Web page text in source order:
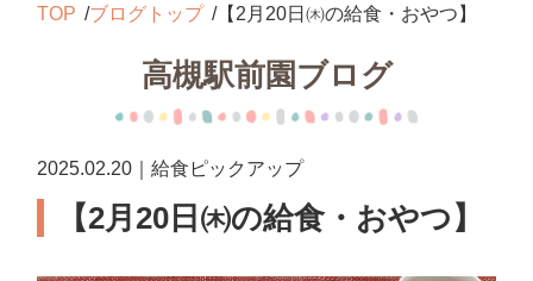
TOP ブログトップ 【2月20日㈭の給食・おやつ】
高槻駅前園ブログ
2025.02.20｜給食ピックアップ
【2月20日㈭の給食・おやつ】